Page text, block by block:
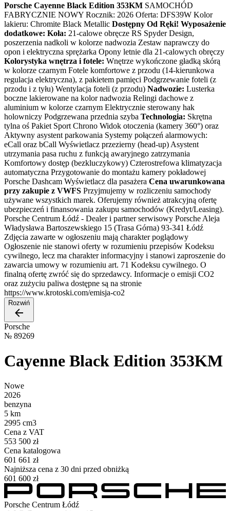
Porsche Cayenne Black Edition 353KM SAMOCHÓD
FABRYCZNIE NOWY Rocznik: 2026 Oferta: DFS39W Kolor
lakieru: Chromite Black Metallic Dostępny Od Ręki! Wyposażenie
dodatkowe: Koła: 21-calowe obręcze RS Spyder Design,
poszerzenia nadkoli w kolorze nadwozia Zestaw naprawczy do
opon i elektryczna sprężarka Opony letnie dla 21-calowych obręczy
Kolorystyka wnętrza i fotele: Wnętrze wykończone gładką skórą
w kolorze czarnym Fotele komfortowe z przodu (14-kierunkowa
regulacja elektryczna), z pakietem pamięci Podgrzewanie foteli (z
przodu i z tyłu) Wentylacja foteli (z przodu) Nadwozie: Lusterka
boczne lakierowane na kolor nadwozia Relingi dachowe z
aluminium w kolorze czarnym Elektrycznie sterowany hak
holowniczy Podgrzewana przednia szyba Technologia: Skrętna
tylna oś Pakiet Sport Chrono Widok otoczenia (kamery 360°) oraz
Aktywny asystent parkowania Systemy połączeń alarmowych:
eCall oraz bCall Wyświetlacz przezierny (head-up) Asystent
utrzymania pasa ruchu z funkcją awaryjnego zatrzymania
Komfortowy dostęp (bezkluczykowy) Czterostrefowa klimatyzacja
automatyczna Przygotowanie do montażu kamery pokładowej
Porsche Dashcam Wyświetlacz dla pasażera Cena uwarunkowana
przy zakupie z VWFS Przyjmujemy w rozliczeniu samochody
używane wszystkich marek. Oferujemy również atrakcyjną ofertę
ubezpieczeń i finansowania zakupu samochodów (Kredyt/Leasing).
Porsche Centrum Łódź - Dealer i partner serwisowy Porsche Aleja
Władysława Bartoszewskiego 15 (Trasa Górna) 93-341 Łódź
Zdjęcia zawarte w ogłoszeniu mają charakter poglądowy
Ogłoszenie nie stanowi oferty w rozumieniu przepisów Kodeksu
cywilnego, lecz ma charakter informacyjny i stanowi zaproszenie do
zawarcia umowy w rozumieniu art. 71 Kodeksu cywilnego. O
finalną ofertę zwróć się do sprzedawcy. Informacje o emisji CO2
oraz zużyciu paliwa dostępne są na stronie
https://www.krotoski.com/emisja-co2
Rozwiń
Porsche
№ 89269
Cayenne Black Edition 353KM
Nowe
2026
benzyna
5 km
2995 cm3
Cena z VAT
553 500 zł
Cena katalogowa
601 661 zł
Najniższa cena z 30 dni przed obniżką
601 600 zł
Porsche Centrum Łódź